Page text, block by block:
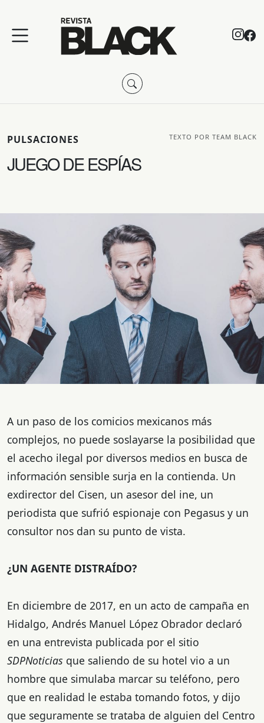
PULSACIONES TEXTO POR TEAM BLACK
JUEGO DE ESPÍAS
A un paso de los comicios mexicanos más
complejos, no puede soslayarse la posibilidad que
el acecho ilegal por diversos medios en busca de
información sensible surja en la contienda. Un
exdirector del Cisen, un asesor del ine, un
periodista que sufrió espionaje con Pegasus y un
consultor nos dan su punto de vista.
¿UN AGENTE DISTRAÍDO?
En diciembre de 2017, en un acto de campaña en
Hidalgo, Andrés Manuel López Obrador declaró
en una entrevista publicada por el sitio
SDPNoticias que saliendo de su hotel vio a un
hombre que simulaba marcar su teléfono, pero
que en realidad le estaba tomando fotos, y dijo
que seguramente se trataba de alguien del Centro